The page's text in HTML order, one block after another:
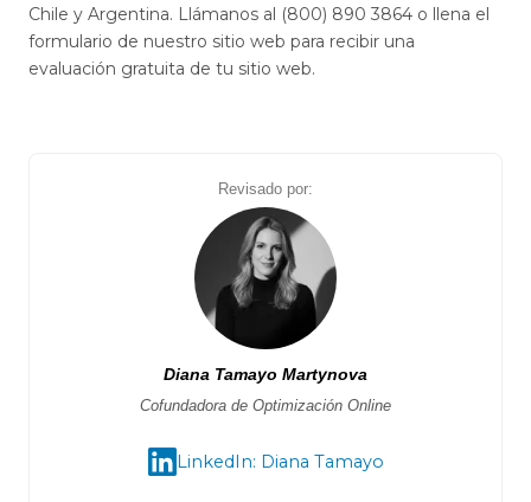
Chile y Argentina. Llámanos al (800) 890 3864 o llena el
formulario de nuestro sitio web para recibir una
evaluación gratuita de tu sitio web.
Revisado por:
Diana Tamayo Martynova
Cofundadora de Optimización Online
LinkedIn: Diana Tamayo